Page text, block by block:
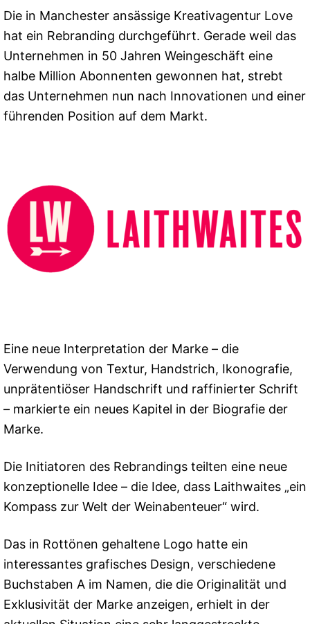
Die in Manchester ansässige Kreativagentur Love
hat ein Rebranding durchgeführt. Gerade weil das
Unternehmen in 50 Jahren Weingeschäft eine
halbe Million Abonnenten gewonnen hat, strebt
das Unternehmen nun nach Innovationen und einer
führenden Position auf dem Markt.
Eine neue Interpretation der Marke – die
Verwendung von Textur, Handstrich, Ikonografie,
unprätentiöser Handschrift und raffinierter Schrift
– markierte ein neues Kapitel in der Biografie der
Marke.
Die Initiatoren des Rebrandings teilten eine neue
konzeptionelle Idee – die Idee, dass Laithwaites „ein
Kompass zur Welt der Weinabenteuer“ wird.
Das in Rottönen gehaltene Logo hatte ein
interessantes grafisches Design, verschiedene
Buchstaben A im Namen, die die Originalität und
Exklusivität der Marke anzeigen, erhielt in der